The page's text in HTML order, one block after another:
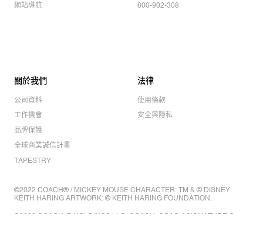
網站導航
800-902-308
關於我們
公司資料
工作機會
品牌保護
全球商業誠信計畫
TAPESTRY
法律
使用條款
安全與隱私
©2022 COACH® / MICKEY MOUSE CHARACTER: TM & © DISNEY.
KEITH HARING ARTWORK: © KEITH HARING FOUNDATION.
©2022 COACH IP HOLDINGS LLC. COACH, COACH SIGNATURE C